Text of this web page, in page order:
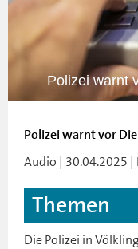
Polizei warnt
Polizei warnt vor
Audio | 30.04.2025 |
Themen
Die Polizei in